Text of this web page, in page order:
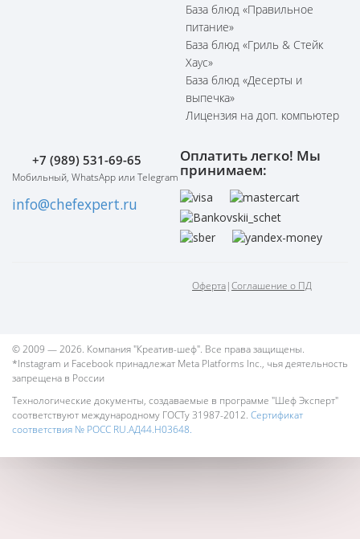
База блюд «Правильное
питание»
База блюд «Гриль & Стейк
Хаус»
База блюд «Десерты и
выпечка»
Лицензия на доп. компьютер
+7 (989) 531-69-65
Мобильный, WhatsApp или Telegram
info@chefexpert.ru
Оплатить легко! Мы
принимаем:
Оферта|Соглашение о ПД
© 2009 — 2026. Компания "Креатив-шеф". Все права защищены.
*Instagram и Facebook принадлежат Meta Platforms Inc., чья деятельность
запрещена в России
Технологические документы, создаваемые в программе "Шеф Эксперт"
соответствуют международному ГОСТу 31987-2012. Сертификат
соответствия № РОСС RU.АД44.Н03648.